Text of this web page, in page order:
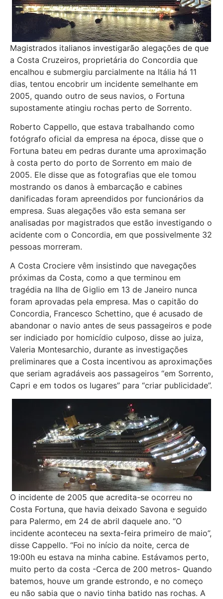
Magistrados italianos investigarão alegações de que
a Costa Cruzeiros, proprietária do Concordia que
encalhou e submergiu parcialmente na Itália há 11
dias, tentou encobrir um incidente semelhante em
2005, quando outro de seus navios, o Fortuna
supostamente atingiu rochas perto de Sorrento.
Roberto Cappello, que estava trabalhando como
fotógrafo oficial da empresa na época, disse que o
Fortuna bateu em pedras durante uma aproximação
à costa perto do porto de Sorrento em maio de
2005. Ele disse que as fotografias que ele tomou
mostrando os danos à embarcação e cabines
danificadas foram apreendidos por funcionários da
empresa. Suas alegações vão esta semana ser
analisadas por magistrados que estão investigando o
acidente com o Concordia, em que possivelmente 32
pessoas morreram.
A Costa Crociere vêm insistindo que navegações
próximas da Costa, como a que terminou em
tragédia na Ilha de Giglio em 13 de Janeiro nunca
foram aprovadas ​​pela empresa. Mas o capitão do
Concordia, Francesco Schettino, que é acusado de
abandonar o navio antes de seus passageiros e pode
ser indiciado por homicídio culposo, disse ao juiza,
Valeria Montesarchio, durante as investigações
preliminares que a Costa incentivou as aproximações
que seriam agradáveis aos passageiros “em Sorrento,
Capri e em todos os lugares” para “criar publicidade”.
O incidente de 2005 que acredita-se ocorreu no
Costa Fortuna, que havia deixado Savona e seguido
para Palermo, em 24 de abril daquele ano. “O
incidente aconteceu na sexta-feira primeiro de maio”,
disse Cappello. “Foi no início da noite, cerca de
19:00h eu estava na minha cabine. Estávamos perto,
muito perto da costa -Cerca de 200 metros- Quando
batemos, houve um grande estrondo, e no começo
eu não sabia que o navio tinha batido nas rochas. A